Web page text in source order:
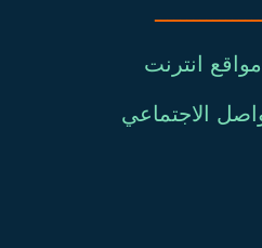
انترنت
الاجتماعي